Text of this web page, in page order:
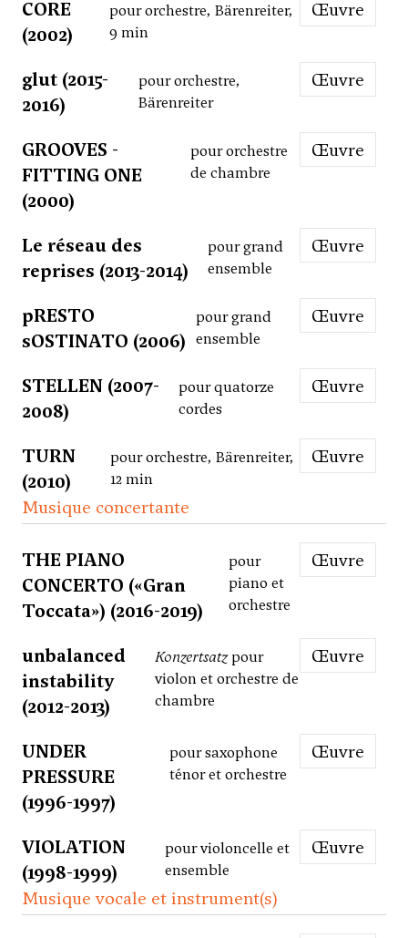
CORE
(2002)
pour orchestre, Bärenreiter,
9 min
Œuvre
glut (2015-
2016)
pour orchestre,
Bärenreiter
Œuvre
GROOVES -
FITTING ONE
(2000)
pour orchestre
de chambre
Œuvre
Le réseau des
reprises (2013-2014)
pour grand
ensemble
Œuvre
pRESTO
sOSTINATO (2006)
pour grand
ensemble
Œuvre
STELLEN (2007-
2008)
pour quatorze
cordes
Œuvre
TURN
(2010)
pour orchestre, Bärenreiter,
12 min
Œuvre
Musique concertante
THE PIANO
CONCERTO («Gran
Toccata») (2016-2019)
pour
piano et
orchestre
Œuvre
unbalanced
instability
(2012-2013)
Konzertsatzpour
violon et orchestre de
chambre
Œuvre
UNDER
PRESSURE
(1996-1997)
pour saxophone
ténor et orchestre
Œuvre
VIOLATION
(1998-1999)
pour violoncelle et
ensemble
Œuvre
Musique vocale et instrument(s)